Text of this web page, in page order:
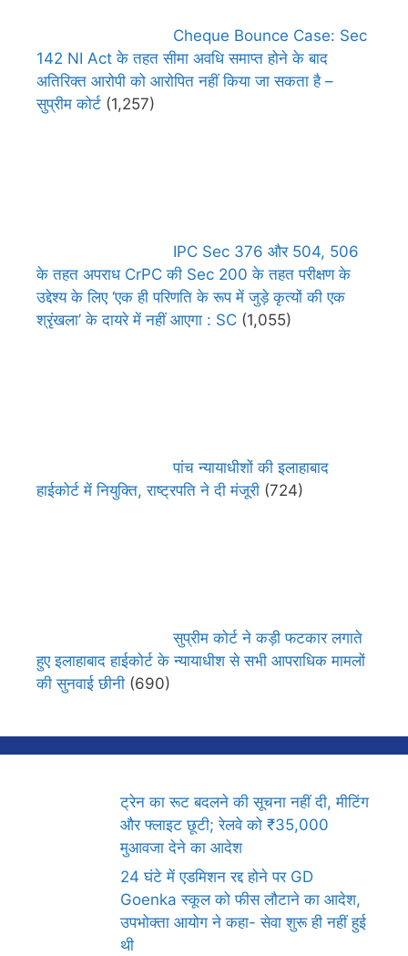
Cheque Bounce Case: Sec
142 NI Act के तहत सीमा अवधि समाप्त होने के बाद
अतिरिक्त आरोपी को आरोपित नहीं किया जा सकता है –
सुप्रीम कोर्ट (1,257)
IPC Sec 376 और 504, 506
के तहत अपराध CrPC की Sec 200 के तहत परीक्षण के
उद्देश्य के लिए ‘एक ही परिणति के रूप में जुड़े कृत्यों की एक
श्रृंखला’ के दायरे में नहीं आएगा : SC (1,055)
पांच न्यायाधीशों की इलाहाबाद
हाईकोर्ट में नियुक्ति, राष्ट्रपति ने दी मंजूरी (724)
सुप्रीम कोर्ट ने कड़ी फटकार लगाते
हुए इलाहाबाद हाईकोर्ट के न्यायाधीश से सभी आपराधिक मामलों
की सुनवाई छीनी (690)
ट्रेन का रूट बदलने की सूचना नहीं दी, मीटिंग
और फ्लाइट छूटी; रेलवे को ₹35,000
मुआवजा देने का आदेश
24 घंटे में एडमिशन रद्द होने पर GD
Goenka स्कूल को फीस लौटाने का आदेश,
उपभोक्ता आयोग ने कहा- सेवा शुरू ही नहीं हुई
थी